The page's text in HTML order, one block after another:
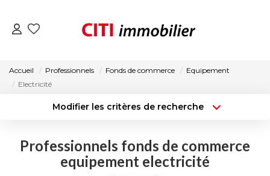
NOS AGENCES
Accueil Professionnels Fonds de commerce
Equipement
Electricité
Modifier les critères de recherche
Type de bien
Surface min
Professionnels fonds de commerce
equipement electricité